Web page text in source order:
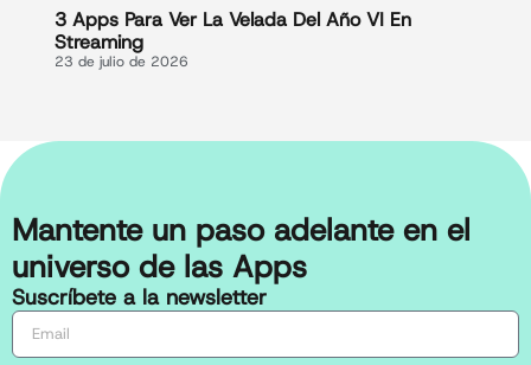
3 Apps Para Ver La Velada Del Año VI En
Streaming
23 de julio de 2026
Mantente un paso adelante en el
universo de las Apps
Suscríbete a la newsletter